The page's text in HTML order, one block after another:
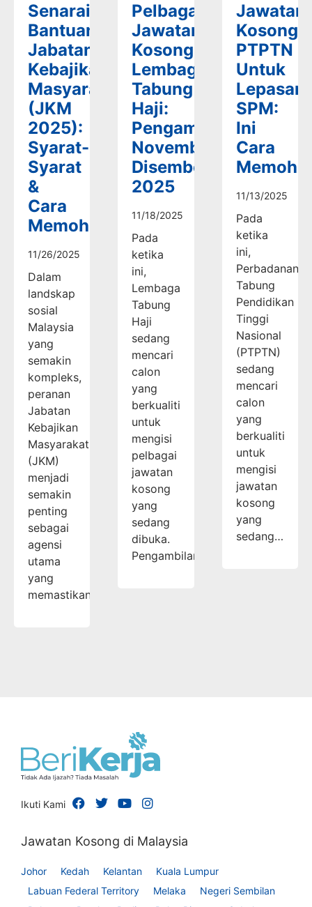
Senarai
Bantuan
Jabatan
Kebajikan
Masyarakat
(JKM
2025):
Syarat-
Syarat
&
Cara
Memohon
11/26/2025
Dalam
landskap
sosial
Malaysia
yang
semakin
kompleks,
peranan
Jabatan
Kebajikan
Masyarakat
(JKM)
menjadi
semakin
penting
sebagai
agensi
utama
yang
memastikan…
Pelbagai
Jawatan
Kosong
Lembaga
Tabung
Haji:
Pengambilan
November-
Disember
2025
11/18/2025
Pada
ketika
ini,
Lembaga
Tabung
Haji
sedang
mencari
calon
yang
berkualiti
untuk
mengisi
pelbagai
jawatan
kosong
yang
sedang
dibuka.
Pengambilan…
Jawatan
Kosong
PTPTN
Untuk
Lepasan
SPM:
Ini
Cara
11/13/2025
Pada
ketika
ini,
Perbadanan
Tabung
Pendidikan
Tinggi
Nasional
(PTPTN)
sedang
mencari
calon
yang
berkualiti
untuk
mengisi
jawatan
kosong
yang
sedang…
Ikuti Kami
Jawatan Kosong di Malaysia
Johor Kedah Kelantan
Kuala Lumpur
Labuan Federal Territory
Melaka
Negeri Sembilan